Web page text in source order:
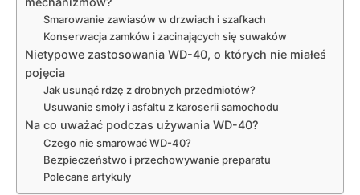
Smarowanie zawiasów w drzwiach i szafkach
Konserwacja zamków i zacinających się suwaków
Nietypowe zastosowania WD-40, o których nie miałeś
pojęcia
Jak usunąć rdzę z drobnych przedmiotów?
Usuwanie smoły i asfaltu z karoserii samochodu
Na co uważać podczas używania WD-40?
Czego nie smarować WD-40?
Bezpieczeństwo i przechowywanie preparatu
Polecane artykuły